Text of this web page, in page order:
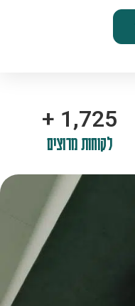
2,100
+
לקוחות מרוצים